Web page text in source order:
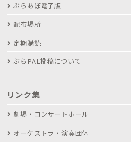
ぶらあぼ電子版
配布場所
定期購読
ぶらPAL投稿について
リンク集
劇場・コンサートホール
オーケストラ・演奏団体